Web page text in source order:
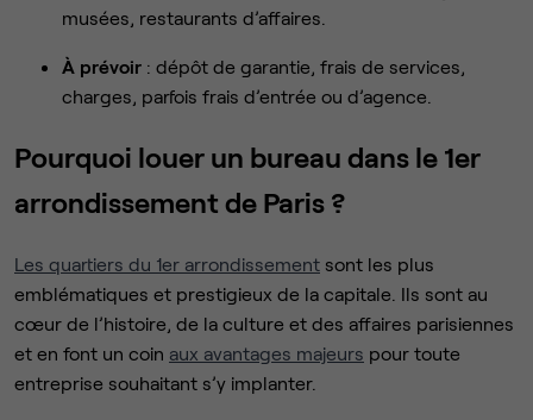
musées, restaurants d’affaires.
À prévoir : dépôt de garantie, frais de services,
charges, parfois frais d’entrée ou d’agence.
Pourquoi louer un bureau dans le 1er
arrondissement de Paris ?
Les quartiers du 1er arrondissement sont les plus
emblématiques et prestigieux de la capitale. Ils sont au
cœur de l’histoire, de la culture et des affaires parisiennes
et en font un coin aux avantages majeurs pour toute
entreprise souhaitant s’y implanter.